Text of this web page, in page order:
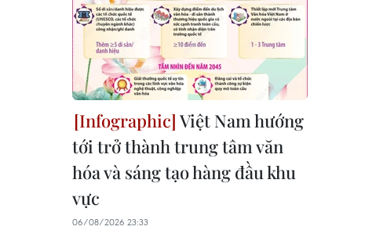
Việt Nam hướng
tới trở thành trung tâm văn
hóa và sáng tạo hàng đầu khu
vực
06/08/2026 23:33